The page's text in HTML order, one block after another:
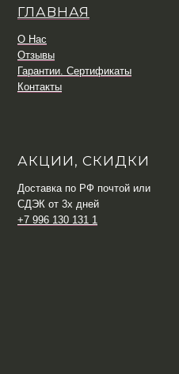
ГЛАВНАЯ
О Нас
Отзывы
Гарантии. Сертификаты
Контакты
АКЦИИ, СКИДКИ
Доставка по РФ почтой или
СДЭК от 3х дней
+7 996 130 131 1